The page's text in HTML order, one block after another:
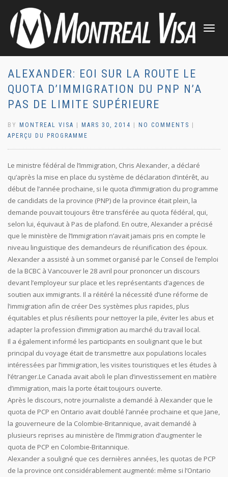
TOGGLE
ALEXANDER: EOI SUR LA ROUTE LE
QUOTA D’IMMIGRATION DU PNP N’A
PAS DE LIMITE SUPÉRIEURE
BY MONTREAL VISA MARS 30, 2014 NO COMMENTS
APERÇU DU PROGRAMME
Le ministre fédéral de l’Immigration, Chris Alexander, a déclaré
qu’après la mise en place du système de déclaration d’intérêt, au
début de l’année prochaine, si le quota d’immigration du programme
de candidats de la province (PNP) de la province était plein, la
demande pouvait toujours être transférée au quota fédéral, qui,
selon lui, équivaut à Pas de plafond. En outre, Alexander a précisé
que le ministère de l’Immigration n’avait jamais pris en compte le
niveau linguistique des demandeurs de réunification des époux.
Alexander a assisté à un sommet organisé par le Conseil de l’emploi
de la BCBC à Vancouver le 28 avril pour prononcer un discours
devant l’employeur sur place et les représentants d’agences de
soutien aux immigrants. Il a réitéré la nécessité d’une réforme de
l’immigration afin de créer Des systèmes plus rapides, plus
équitables et plus résilients pour nettoyer la pile, éviter les abus et
adapter la profession d’immigration au marché du travail local.
Il a également informé les participants en soulignant que le but
principal du voyage était de transmettre aux populations locales
intéressées par l’immigration, les visites touristiques et les études à
l’étranger.Le Canada avait aboli le plan d’investissement en matière
d’immigration, mais la porte était toujours ouverte.
Après le discours, notre journaliste a demandé à Alexander que le
quota de PCP en Ontario avait doublé l’année prochaine et que Jane,
la gouverneure de la Colombie-Britannique, avait demandé à
plusieurs reprises au ministère de l’Immigration d’augmenter le
quota de PCP en Colombie-Britannique.
Alexander a souligné que ces dernières années, les quotas de PCP
de la province ont considérablement augmenté: même si l’Ontario